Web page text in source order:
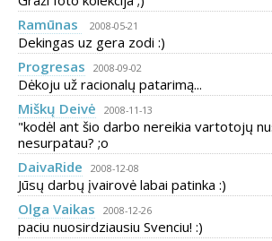
Ramūnas
2008-05-21
Dekingas uz gera zodi :)
Progresas
2008-09-02
Dėkoju už racionalų patarimą...
Miškų Deivė
2008-11-13
"kodėl ant šio darbo nereikia vartotojų
nesurpatau? ;o
DaivaRide
2008-12-08
Jūsų darbų įvairovė labai patinka :)
Olga Vaikas
2008-12-26
paciu nuosirdziausiu Svenciu! :)